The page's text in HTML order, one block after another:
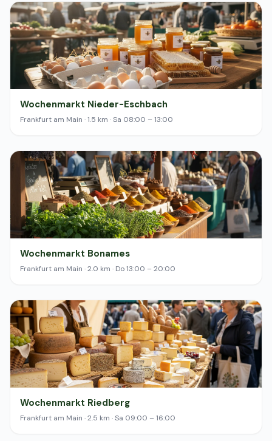
Wochenmarkt Nieder-Eschbach
Frankfurt am Main · 1.5 km · Sa 08:00 – 13:00
Wochenmarkt Bonames
Frankfurt am Main · 2.0 km · Do 13:00 – 20:00
Wochenmarkt Riedberg
Frankfurt am Main · 2.5 km · Sa 09:00 – 16:00